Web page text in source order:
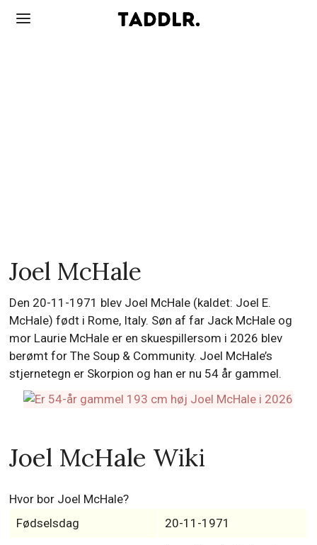
Joel McHale
Den 20-11-1971 blev Joel McHale (kaldet: Joel E.
McHale) født i Rome, Italy. Søn af far Jack McHale og
mor Laurie McHale er en skuespillersom i 2026 blev
berømt for The Soup & Community. Joel McHale’s
stjernetegn er Skorpion og han er nu 54 år gammel.
Joel McHale Wiki
Hvor bor Joel McHale?
Fødselsdag
20-11-1971